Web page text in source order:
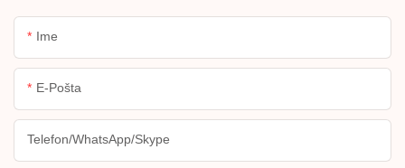
Ime
E-Pošta
Telefon/WhatsApp/Skype